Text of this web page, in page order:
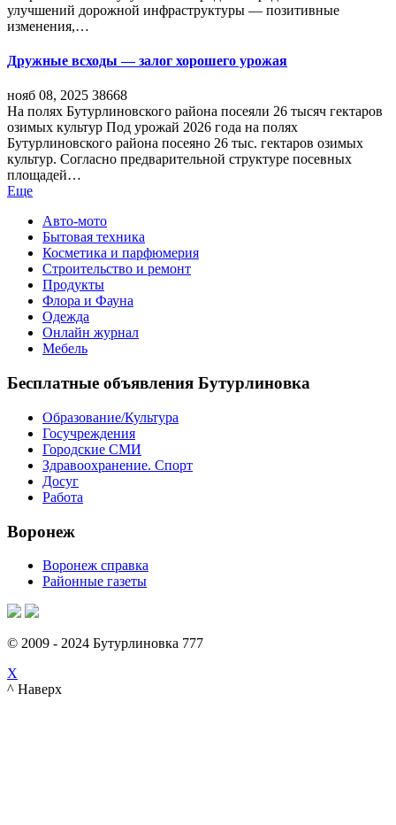
улучшений дорожной инфраструктуры — позитивные
изменения,…
Дружные всходы — залог хорошего урожая
нояб 08, 2025 38668
На полях Бутурлиновского района посеяли 26 тысяч гектаров
озимых культур Под урожай 2026 года на полях
Бутурлиновского района посеяно 26 тыс. гектаров озимых
культур. Согласно предварительной структуре посевных
площадей…
Еще
Авто-мото
Бытовая техника
Косметика и парфюмерия
Строительство и ремонт
Продукты
Флора и Фауна
Одежда
Онлайн журнал
Мебель
Бесплатные объявления Бутурлиновка
Образование/Культура
Госучреждения
Городские СМИ
Здравоохранение. Спорт
Досуг
Работа
Воронеж
Воронеж справка
Районные газеты
© 2009 - 2024 Бутурлиновка 777
X
^ Наверх